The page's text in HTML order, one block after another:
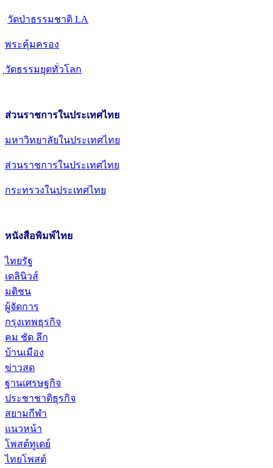
วัดป่าธรรมชาติ LA
พระคุ้มครอง
วัดธรรมยุตทั่วโลก
ส่วนราชการในประเทศไทย
มหาวิทยาลัยในประเทศไทย
ส่วนราชการในประเทศไทย
กระทรวงในประเทศไทย
หนังสือพิมพ์ไทย
ไทยรัฐ
เดลินิวส์
มติชน
ผู้จัดการ
กรุงเทพธุรกิจ
คม ชัด ลึก
บ้านเมือง
ข่าวสด
ฐานเศรษฐกิจ
ประชาชาติธุรกิจ
สยามกีฬา
แนวหน้า
โพสต์ทูเดย์
ไทยโพสต์